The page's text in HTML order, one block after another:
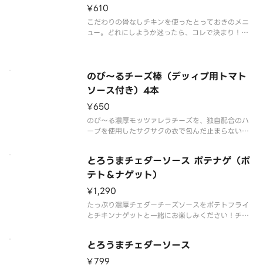
¥610
こだわりの骨なしチキンを使ったとっておきのメニ
ュー。どれにしようか迷ったら、コレで決まり！ジ
のび～るチーズ棒（デッィプ用トマト
ソース付き）4本
¥650
のび～る濃厚モッツァレラチーズを、独自配合のハ
ーブを使用したサクサクの衣で包んだ止まらないお
とろうまチェダーソース ポテナゲ（ポ
テト＆ナゲット）
¥1,290
たっぷり濃厚チェダーチーズソースをポテトフライ
とチキンナゲットと一緒にお楽しみください！チェ
とろうまチェダーソース
¥799